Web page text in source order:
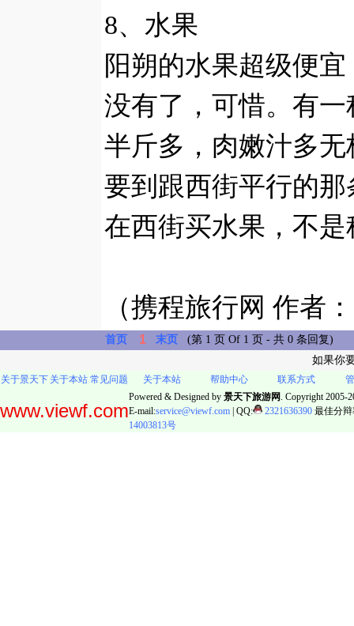
8、水果
阳朔的水果超级便
没有了，可惜。有
半斤多，肉嫩汁多无
要到跟西街平行的
在西街买水果，不
（携程旅行网 作者
首页 1 末页
(第 1 页 Of 1 页 - 共 0 条回复)
如果你
关于景天下 关于本站 常见问题 关于本站 帮助中心 联系方式
www.viewf.com
Powered & Designed by 景天下旅游网 . Copyright 2005-
E-mail:service@viewf.com | QQ: 2321636390 最佳分
14003813号